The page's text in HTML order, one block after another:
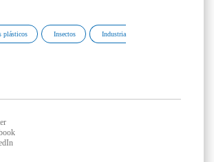
plásticos Insectos Industria